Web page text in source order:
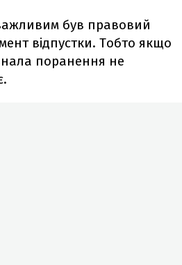
був правовий
відпустки. Тобто якщо
поранення не